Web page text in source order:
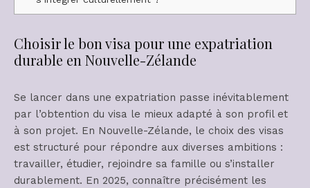
Choisir le bon visa pour une expatriation
durable en Nouvelle-Zélande
Se lancer dans une expatriation passe inévitablement
par l’obtention du visa le mieux adapté à son profil et
à son projet. En Nouvelle-Zélande, le choix des visas
est structuré pour répondre aux diverses ambitions :
travailler, étudier, rejoindre sa famille ou s’installer
durablement. En 2025, connaître précisément les